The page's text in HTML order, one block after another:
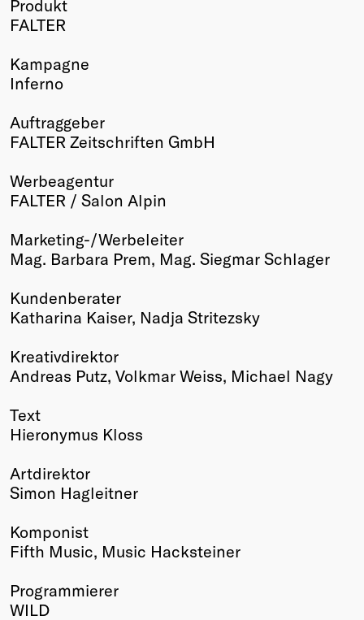
Winners
Past
Annual
Produkt
FALTER
Kampagne
Inferno
Auftraggeber
FALTER Zeitschriften GmbH
Werbeagentur
FALTER / Salon Alpin
Marketing-/Werbeleiter
Mag. Barbara Prem, Mag. Siegmar Schlager
Kundenberater
Katharina Kaiser, Nadja Stritezsky
Kreativdirektor
Andreas Putz, Volkmar Weiss, Michael Nagy
Text
Hieronymus Kloss
Artdirektor
Simon Hagleitner
Komponist
Fifth Music, Music Hacksteiner
Programmierer
WILD